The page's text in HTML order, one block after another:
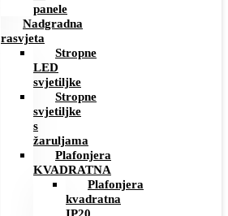
panele
Nadgradna
rasvjeta
Stropne
LED
svjetiljke
Stropne
svjetiljke
s
žaruljama
Plafonjera
KVADRATNA
Plafonjera
kvadratna